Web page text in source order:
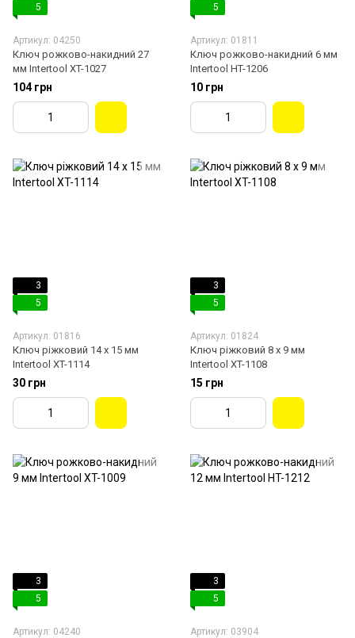
5
Артикул: 04250
Ключ рожково-накидний 27
мм Intertool XT-1027
104 грн
5
Артикул: 01811
Ключ рожково-накидний 6 мм
Intertool HT-1206
10 грн
3
5
Артикул: 01816
Ключ ріжковий 14 х 15 мм
Intertool XT-1114
30 грн
3
5
Артикул: 01824
Ключ ріжковий 8 х 9 мм
Intertool XT-1108
15 грн
3
5
Артикул: 04240
3
5
Артикул: 03904